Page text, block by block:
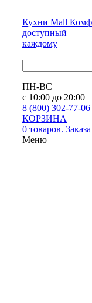
Кухни Mall
доступный
каждому
ПН-ВС
с 10:00 до 20:00
8 (800) 302-77-06
КОРЗИНА
0 товаров.
Меню